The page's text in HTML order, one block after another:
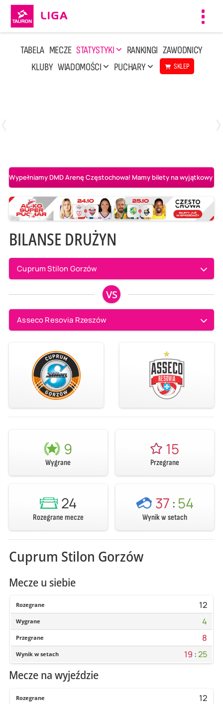
TABELA MECZE STATYSTYKI RANKINGI ZAWODNICY
KLUBY WIADOMOŚCI PUCHARY SKLEP
Wypełniamy DMD Arenę Częstochowa! Mamy bilety na wyjątkowy
BILANSE DRUŻYN
Cuprum Stilon Gorzów
VS
Asseco Resovia Rzeszów
9
Wygrane
15
Przegrane
24
Rozegrane mecze
37 :54
Wynik w setach
Cuprum Stilon Gorzów
Mecze u siebie
Rozegrane 12
Wygrane 4
Przegrane 8
Wynik w setach 19 :25
Mecze na wyjeździe
Rozegrane 12